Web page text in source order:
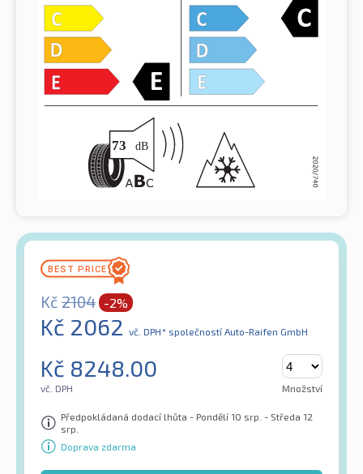
Kč 2104 -2%
Kč 2062 vč. DPH* společností Auto-Raifen GmbH
Kč 8248.00
vč. DPH Množství
Předpokládaná dodací lhůta - Pondělí 10 srp. - Středa 12
srp.
Doprava zdarma